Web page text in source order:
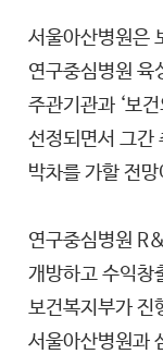
서울아산병원은
연구중심병원
주관기관과 ‘보
선정되면서 그간
박차를 가할 전망
연구중심병원
개방하고 수익창
보건복지부가 진
서울아산병원과